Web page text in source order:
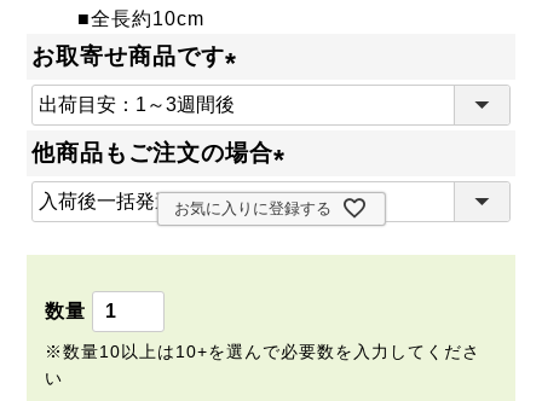
■全長約10cm
お取寄せ商品です
(
必
)
他商品もご注文の場合
(
お気に入りに登録する